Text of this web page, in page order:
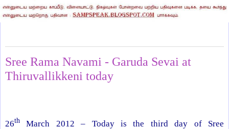
Sree Rama Navami - Garuda Sevai at
Thiruvallikkeni today
26th
March 2012 – Today is the third day of Sree